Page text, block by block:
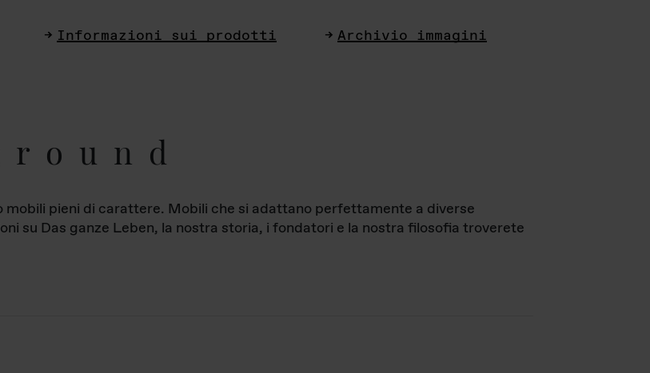
Informazioni sui prodotti Archivio immagini
mobili pieni di carattere. Mobili che si adattano perfettamente a diverse
su Das ganze Leben, la nostra storia, i fondatori e la nostra filosofia troverete